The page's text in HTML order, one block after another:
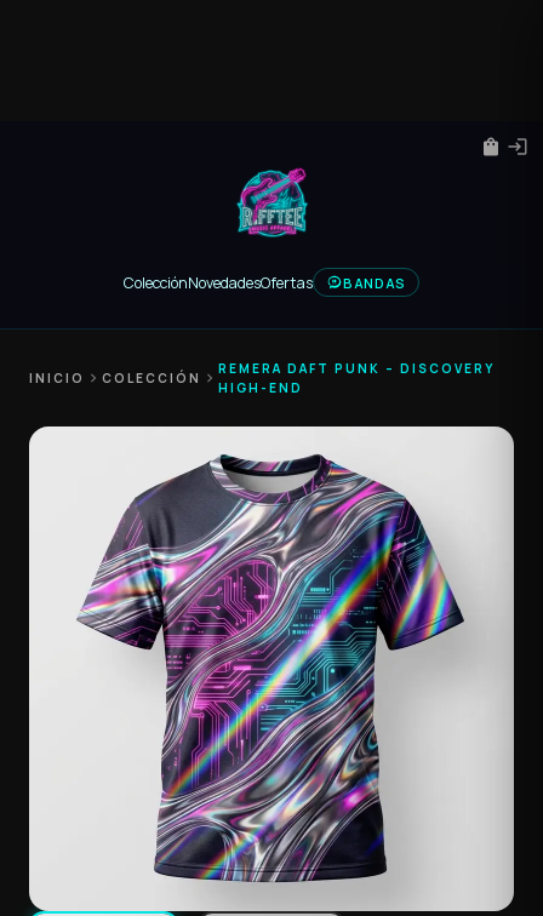
ColecciónNovedadesOfertas BANDAS
shopping_bag login
INICIO chevron_right COLECCIÓN chevron_right
REMERA DAFT PUNK – DISCOVERY
HIGH-END